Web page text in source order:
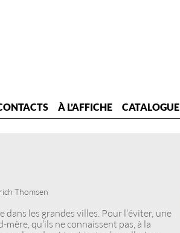
À L’AFFICHE CATALOGUE
Thomsen
les grandes villes. Pour l’éviter, une
qu’ils ne connaissent pas, à la